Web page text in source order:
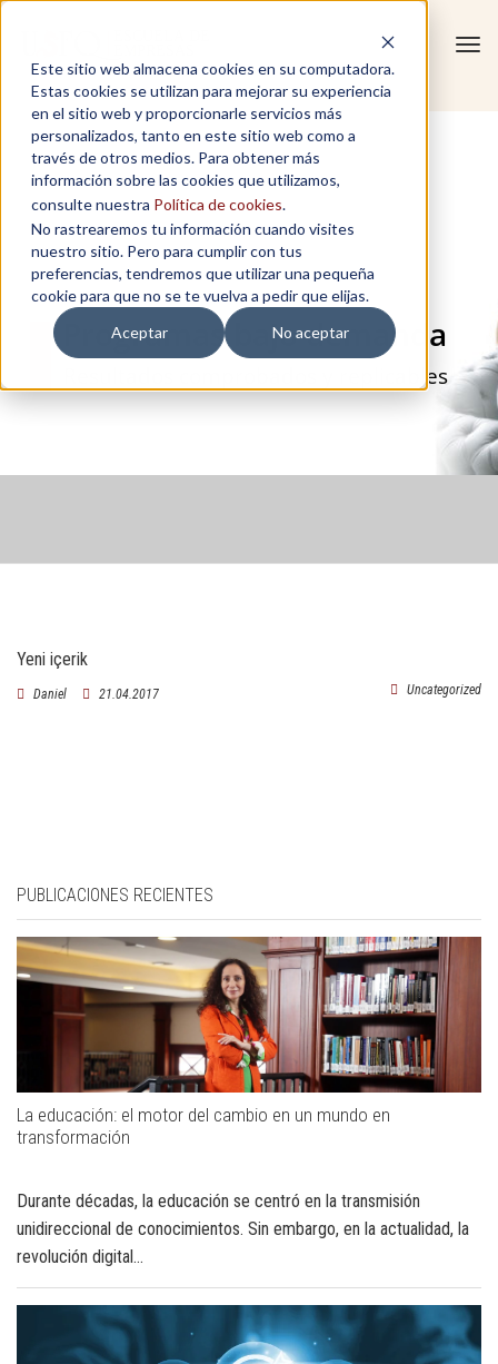
Este sitio web almacena cookies en su computadora.
Estas cookies se utilizan para mejorar su experiencia
en el sitio web y proporcionarle servicios más
personalizados, tanto en este sitio web como a
través de otros medios. Para obtener más
información sobre las cookies que utilizamos,
consulte nuestra Política de cookies.
No rastrearemos tu información cuando visites
nuestro sitio. Pero para cumplir con tus
preferencias, tendremos que utilizar una pequeña
cookie para que no se te vuelva a pedir que elijas.
Aceptar
No aceptar
Programas bajo demanda
Resultados comprobados y replicables
Yeni içerik
Daniel 21.04.2017 Uncategorized
PUBLICACIONES RECIENTES
La educación: el motor del cambio en un mundo en
transformación
Durante décadas, la educación se centró en la transmisión
unidireccional de conocimientos. Sin embargo, en la actualidad, la
revolución digital...